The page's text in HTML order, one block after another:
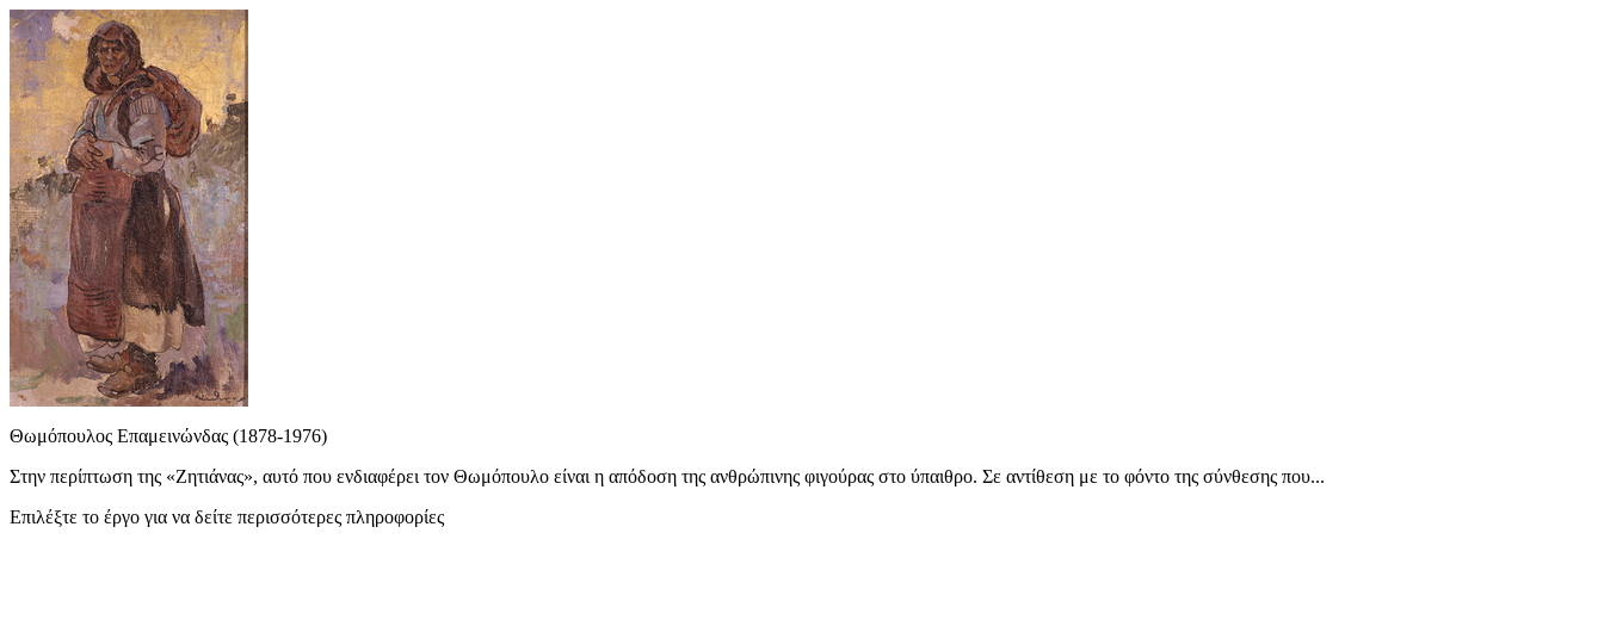
Θωμόπουλος Επαμεινώνδας (1878-1976)
Στην περίπτωση της «Ζητιάνας», αυτό που ενδιαφέρει τον Θωμόπουλο είναι η απόδοση της ανθρώπινης φιγούρας στο ύπαιθρο. Σε αντίθεση με το φόντο της σύνθεσης που...
Επιλέξτε το έργο για να δείτε περισσότερες πληροφορίες